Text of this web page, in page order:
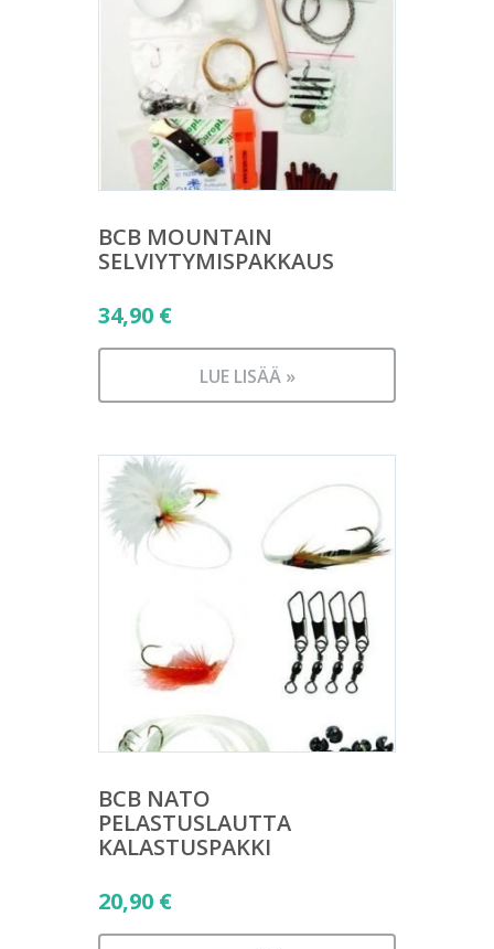
BCB MOUNTAIN
SELVIYTYMISPAKKAUS
34,90 €
LUE LISÄÄ »
BCB NATO
PELASTUSLAUTTA
KALASTUSPAKKI
20,90 €